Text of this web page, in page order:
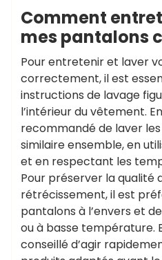
Comment
mes pantalons
Pour entretenir et laver
correctement, il est
instructions de lavage
l’intérieur du vêtement.
recommandé de laver
similaire ensemble, en
et en respectant les
Pour préserver la qualité
rétrécissement, il est
pantalons à l’envers et
ou à basse température.
conseillé d’agir